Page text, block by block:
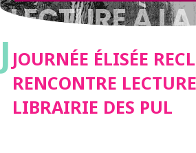
LECTURE À LA
LIBRAIRIE DES
J JOURNÉE ÉLISÉE
RENCONTRE
LIBRAIRIE DES PUL